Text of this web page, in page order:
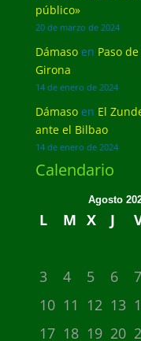
público»
20 de marzo de 2024
Dámasoen Paso
Girona
14 de enero de 2024
Dámasoen El
ante el Bilbao
14 de enero de 2024
Calendario
Agosto
L M X J
3
4 5 6 7
10 11 12 13
17 18 19 20